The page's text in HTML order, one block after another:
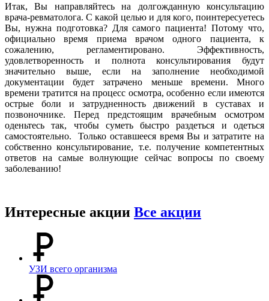
Итак, Вы направляйтесь на долгожданную консультацию
врача-ревматолога. С какой целью и для кого, поинтересуетесь
Вы, нужна подготовка? Для самого пациента! Потому что,
официально время приема врачом одного пациента, к
сожалению, регламентировано. Эффективность,
удовлетворенность и полнота консультирования будут
значительно выше, если на заполнение необходимой
документации будет затрачено меньше времени. Много
времени тратится на процесс осмотра, особенно если имеются
острые боли и затрудненность движений в суставах и
позвоночнике. Перед предстоящим врачебным осмотром
оденьтесь так, чтобы суметь быстро раздеться и одеться
самостоятельно. Только оставшееся время Вы и затратите на
собственно консультирование, т.е. получение компетентных
ответов на самые волнующие сейчас вопросы по своему
заболеванию!
Интересные акции Все акции
УЗИ всего организма